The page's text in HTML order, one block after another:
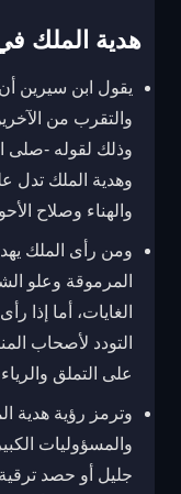
هدية الملك
يقول ابن سيرين أن
والتقرب من
وذلك لقوله -صلى
وهدية الملك تدل
والهناء وصلاح
ومن رأى الملك
المرموقة وعلو
الغايات، أما إذا
التودد لأصحاب
على التملق
وترمز رؤية هدية
والمسؤوليات
جليل أو حصد